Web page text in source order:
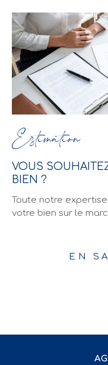
Estimation
VOUS
BIEN ?
Toute notre
votre bien sur le
EN